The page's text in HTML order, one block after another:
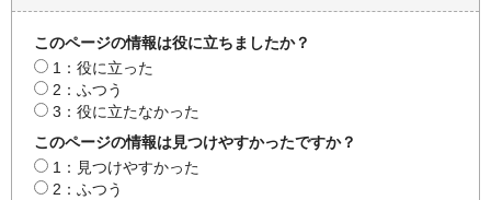
このページの情報は役に立ちましたか？
1：役に立った
2：ふつう
3：役に立たなかった
このページの情報は見つけやすかったですか？
1：見つけやすかった
2：ふつう